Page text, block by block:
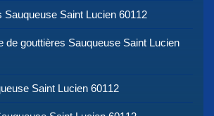
Sauqueuse Saint Lucien 60112
de gouttières Sauqueuse Saint Lucien
Saint Lucien 60112